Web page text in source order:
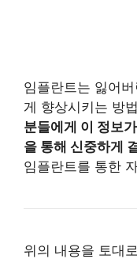
임플란트는 잃어
게 향상시키는 방
분들에게 이 정보
을 통해 신중하게
임플란트를 통한
위의 내용을 토대